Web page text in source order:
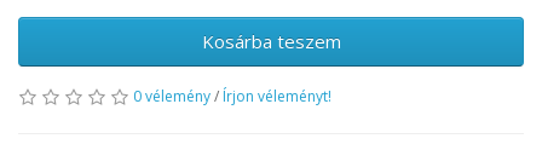
Kosárba teszem
0 vélemény/ Írjon véleményt!